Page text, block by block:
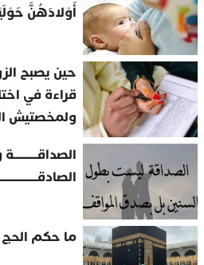
أَوْلادَهُنَّ
حين يصبح
قراءة في
ولمخصتيش
الصداقــــــــــة
ما حكم الحج